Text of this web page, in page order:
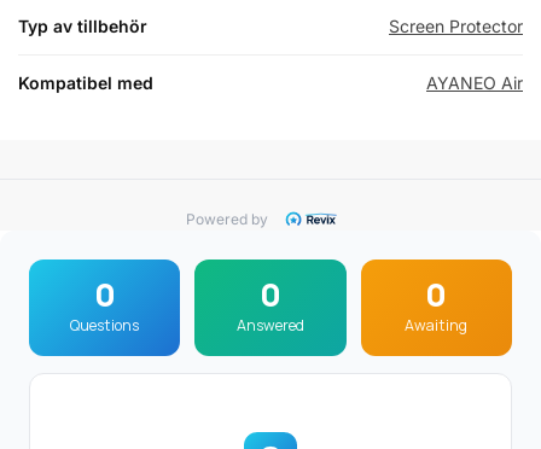
Typ av tillbehör Screen Protector
Kompatibel med AYANEO Air
Powered by